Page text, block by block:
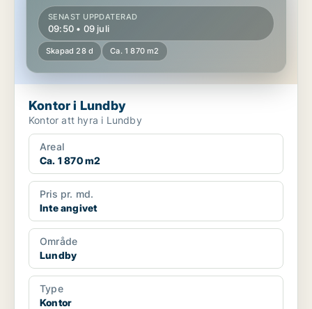
SENAST UPPDATERAD
09:50 • 09 juli
Skapad 28 d Ca. 1 870 m2
Kontor i Lundby
Kontor att hyra i Lundby
Areal
Ca. 1 870 m2
Pris pr. md.
Inte angivet
Område
Lundby
Type
Kontor